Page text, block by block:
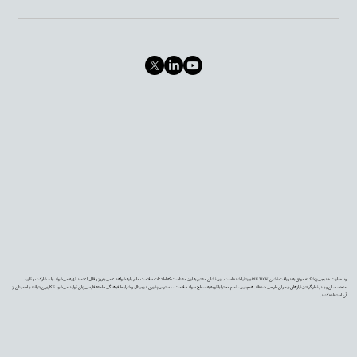
وب‌سایت «دیجی‌پزشک» موفق به دریافت نشان PIF TICK بریتانیا شده است. این نشان معتبر به این معناست که اطلاعات سلامت ما بر پایه شواهد علمی به‌روز و قابل اعتماد تهیه می‌شوند، با مشارکت و تأیید
متخصصان و با در نظر گرفتن نیازهای بیماران طراحی شده‌اند. همچنین، تمام محتوا با توجه به سطح سواد سلامت، دسترس‌پذیری دیجیتال و شرایط فرهنگی جامعه فارسی‌زبان تولید می‌شود تا کاربران بتوانند با اطمینان از
آن استفاده کنند.